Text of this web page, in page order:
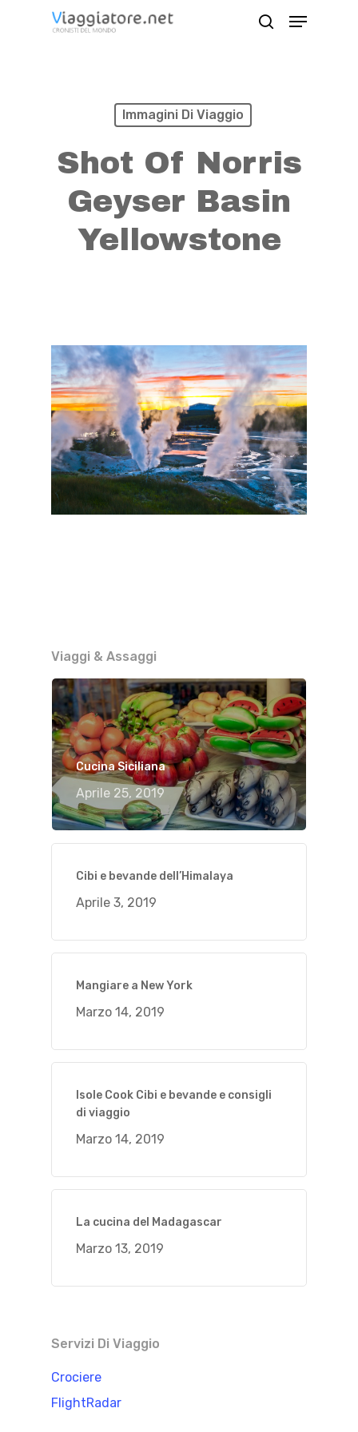
Menu
Immagini Di Viaggio
Shot Of Norris
Geyser Basin
Yellowstone
Viaggi & Assaggi
Cucina Siciliana
Aprile 25, 2019
Cibi e bevande dell’Himalaya
Aprile 3, 2019
Mangiare a New York
Marzo 14, 2019
Isole Cook Cibi e bevande e consigli
di viaggio
Marzo 14, 2019
La cucina del Madagascar
Marzo 13, 2019
Servizi Di Viaggio
Crociere
FlightRadar